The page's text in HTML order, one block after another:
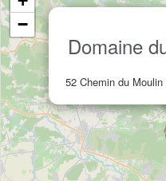
Domaine
52 Chemin du
−